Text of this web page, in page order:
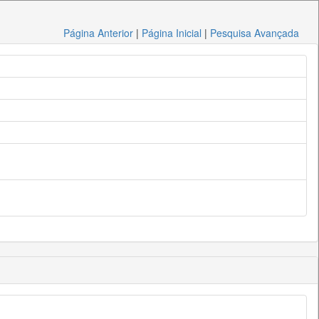
Página Anterior | Página Inicial | Pesquisa Avançada